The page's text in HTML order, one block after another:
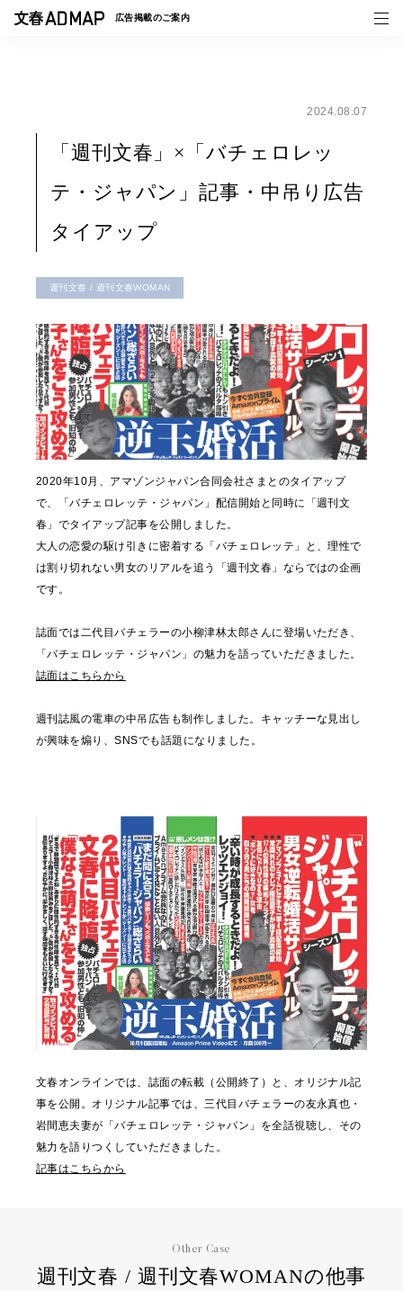
広告掲載のご案内
事例一覧
トピックス
2024.08.07
「週刊文春」×「バチェロレッ
テ・ジャパン」記事・中吊り広告
タイアップ
週刊文春 / 週刊文春WOMAN
2020年10月、アマゾンジャパン合同会社さまとのタイアップ
で、「バチェロレッテ・ジャパン」配信開始と同時に「週刊文
春」でタイアップ記事を公開しました。
大人の恋愛の駆け引きに密着する「バチェロレッテ」と、理性で
は割り切れない男女のリアルを追う「週刊文春」ならではの企画
です。
誌面では二代目バチェラーの小柳津林太郎さんに登場いただき、
「バチェロレッテ・ジャパン」の魅力を語っていただきました。
誌面はこちらから
週刊誌風の電車の中吊広告も制作しました。キャッチーな見出し
が興味を煽り、SNSでも話題になりました。
文春オンラインでは、誌面の転載（公開終了）と、オリジナル記
事を公開。オリジナル記事では、三代目バチェラーの友永真也・
岩間恵夫妻が「バチェロレッテ・ジャパン」を全話視聴し、その
魅力を語りつくしていただきました。
記事はこちらから
Other Case
週刊文春 / 週刊文春WOMANの他事